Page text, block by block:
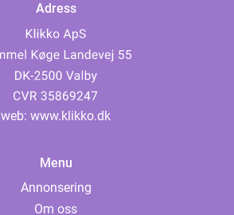
Adress
web: www.klikko.dk
Menu
Annonsering
Om oss